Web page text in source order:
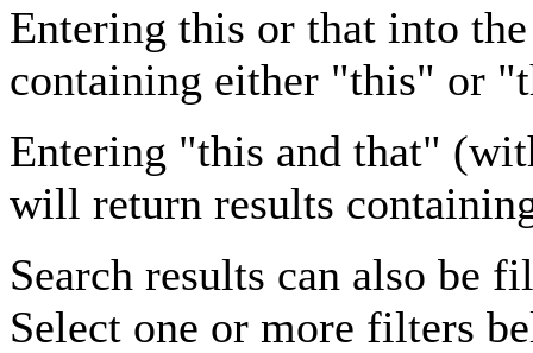
Entering this or that into
containing either "this" or
Entering "this and that"
will return results
Search results can also be
Select one or more filters